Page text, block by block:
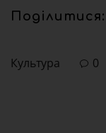
Поділитися:
Культура 0